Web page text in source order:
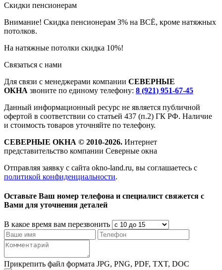
Скидки пенсионерам
Внимание! Скидка пенсионерам 3% на ВСЁ, кроме натяжных
потолков.
На натяжные потолки скидка 10%!
Связаться с нами
Для связи с менеджерами компании СЕВЕРНЫЕ
ОКНА звоните по единому телефону: 8 (921) 951-67-45
Данный информационный ресурс не является публичной
офертой в соответствии со статьей 437 (п.2) ГК РФ. Наличие
и стоимость товаров уточняйте по телефону.
СЕВЕРНЫЕ ОКНА © 2010-2026. Интернет
представительство компании Северные окна
Отправляя заявку с сайта okno-land.ru, вы соглашаетесь с
политикой конфиденциальности.
Oставьте Ваш номер телефона и специалист свяжется с
Вами для уточнения деталей
В какое время вам перезвонить
Прикрепить файл формата JPG, PNG, PDF, TXT, DOC